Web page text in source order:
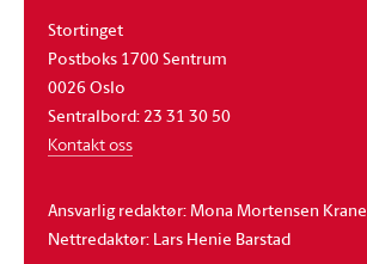
Stortinget
Postboks 1700 Sentrum
0026 Oslo
Sentralbord: 23 31 30 50
Kontakt oss
Ansvarlig redaktør: Mona Mortensen Krane
Nettredaktør: Lars Henie Barstad